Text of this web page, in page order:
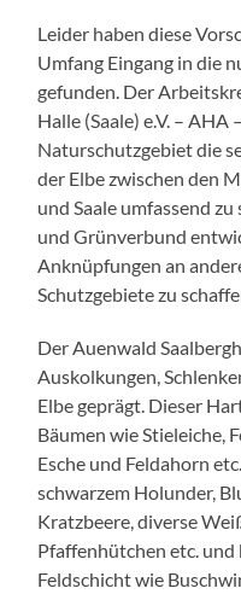
Leider haben diese
Umfang Eingang in die
gefunden. Der
Halle (Saale) e.V. –
Naturschutzgebiet die
der Elbe zwischen den
und Saale umfassend
und Grünverbund
Anknüpfungen an
Schutzgebiete zu
Der Auenwald
Auskolkungen,
Elbe geprägt. Dieser
Bäumen wie Stieleiche,
Esche und Feldahorn
schwarzem Holunder,
Kratzbeere, diverse
Pfaffenhütchen etc.
Feldschicht wie